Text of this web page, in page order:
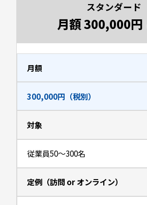
スタンダード
月額 300,000円
月額
300,000円（税別）
対象
従業員50〜300名
定例（訪問 or オンライン）